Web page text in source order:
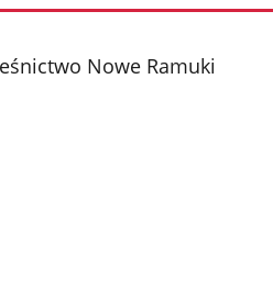
Nowe Ramuki